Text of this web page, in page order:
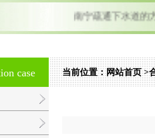
南宁疏通下水道的方
南宁管道疏通技巧多 掌握方
当前位置：网站首页>
case